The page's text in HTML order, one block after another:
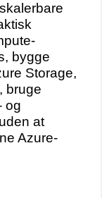
bygge
Storage,
bruge
og
at
Azure-